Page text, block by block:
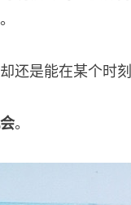
还是能在某个时刻
。